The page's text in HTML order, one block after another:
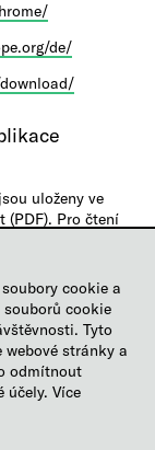
cookie a
cookie
Tyto
stránky a
odmítnout
Více
de/
uloženy ve
(PDF). Pro čtení
de/reader/
automaticky
řádku URL